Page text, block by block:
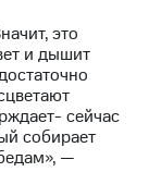
это
и дышит
сейчас
собирает
—